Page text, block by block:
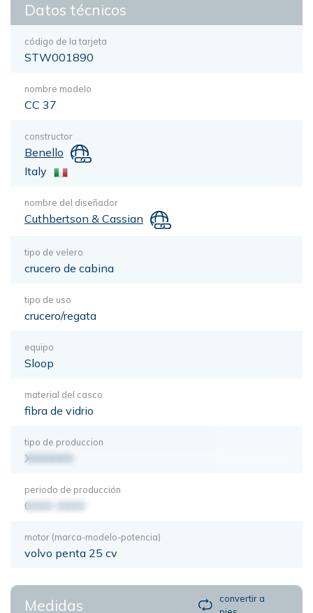
Datos técnicos
código de la tarjeta
STW001890
nombre modelo
CC 37
constructor
Benello
Italy
nombre del diseñador
Cuthbertson & Cassian
tipo de velero
crucero de cabina
tipo de uso
crucero/regata
equipo
Sloop
material del casco
fibra de vidrio
tipo de produccion
XXXXXXX
periodo de producción
0000-0000
motor (marca-modelo-potencia)
volvo penta 25 cv
Medidas
convertir a